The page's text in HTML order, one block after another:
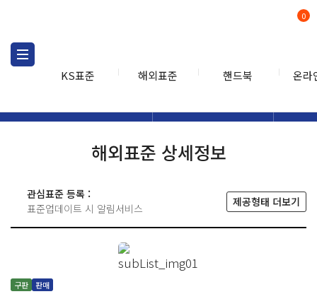
KS표준 해외표준 핸드북 온라
0
해외표준 상세정보
관심표준 등록 :
표준업데이트 시 알림서비스
제공형태 더보기
구판 판매